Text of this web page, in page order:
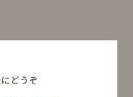
どうぞ